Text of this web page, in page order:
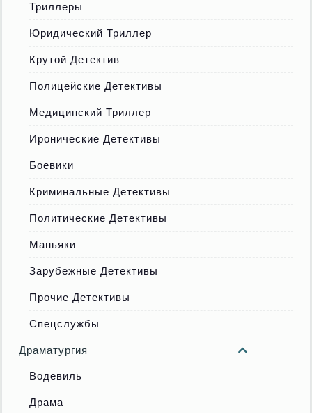
Триллеры
Юридический Триллер
Крутой Детектив
Полицейские Детективы
Медицинский Триллер
Иронические Детективы
Боевики
Криминальные Детективы
Политические Детективы
Маньяки
Зарубежные Детективы
Прочие Детективы
Спецслужбы
Драматургия
Водевиль
Драма